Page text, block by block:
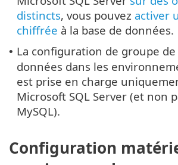
distincts, vous pouvez activer
chiffrée à la base de données.
• La configuration de groupe de
données dans les
est prise en charge
Microsoft SQL Server (et non
MySQL).
Configuration